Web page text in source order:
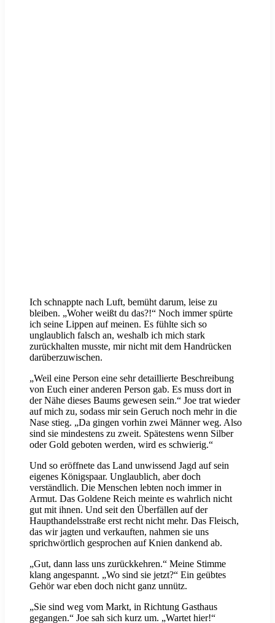
Ich schnappte nach Luft, bemüht darum, leise zu
bleiben. „Woher weißt du das?!“ Noch immer spürte
ich seine Lippen auf meinen. Es fühlte sich so
unglaublich falsch an, weshalb ich mich stark
zurückhalten musste, mir nicht mit dem Handrücken
darüberzuwischen.
„Weil eine Person eine sehr detaillierte Beschreibung
von Euch einer anderen Person gab. Es muss dort in
der Nähe dieses Baums gewesen sein.“ Joe trat wieder
auf mich zu, sodass mir sein Geruch noch mehr in die
Nase stieg. „Da gingen vorhin zwei Männer weg. Also
sind sie mindestens zu zweit. Spätestens wenn Silber
oder Gold geboten werden, wird es schwierig.“
Und so eröffnete das Land unwissend Jagd auf sein
eigenes Königspaar. Unglaublich, aber doch
verständlich. Die Menschen lebten noch immer in
Armut. Das Goldene Reich meinte es wahrlich nicht
gut mit ihnen. Und seit den Überfällen auf der
Haupthandelsstraße erst recht nicht mehr. Das Fleisch,
das wir jagten und verkauften, nahmen sie uns
sprichwörtlich gesprochen auf Knien dankend ab.
„Gut, dann lass uns zurückkehren.“ Meine Stimme
klang angespannt. „Wo sind sie jetzt?“ Ein geübtes
Gehör war eben doch nicht ganz unnütz.
„Sie sind weg vom Markt, in Richtung Gasthaus
gegangen.“ Joe sah sich kurz um. „Wartet hier!“